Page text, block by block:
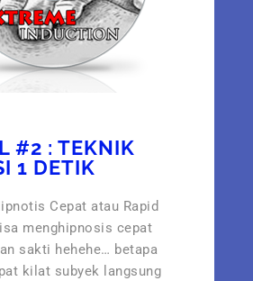
#2 : TEKNIK
1 DETIK
Cepat atau Rapid
menghipnosis cepat
sakti hehehe… betapa
kilat subyek langsung